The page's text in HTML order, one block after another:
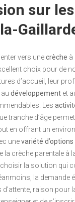
sur
vers unecrèche à
choix pour de
d’accueil, leur
développement et
Les
tranche d’âge
en offrant un
unevariété d’options
la crèche parentale à
la solution qui
la demande
raison pour